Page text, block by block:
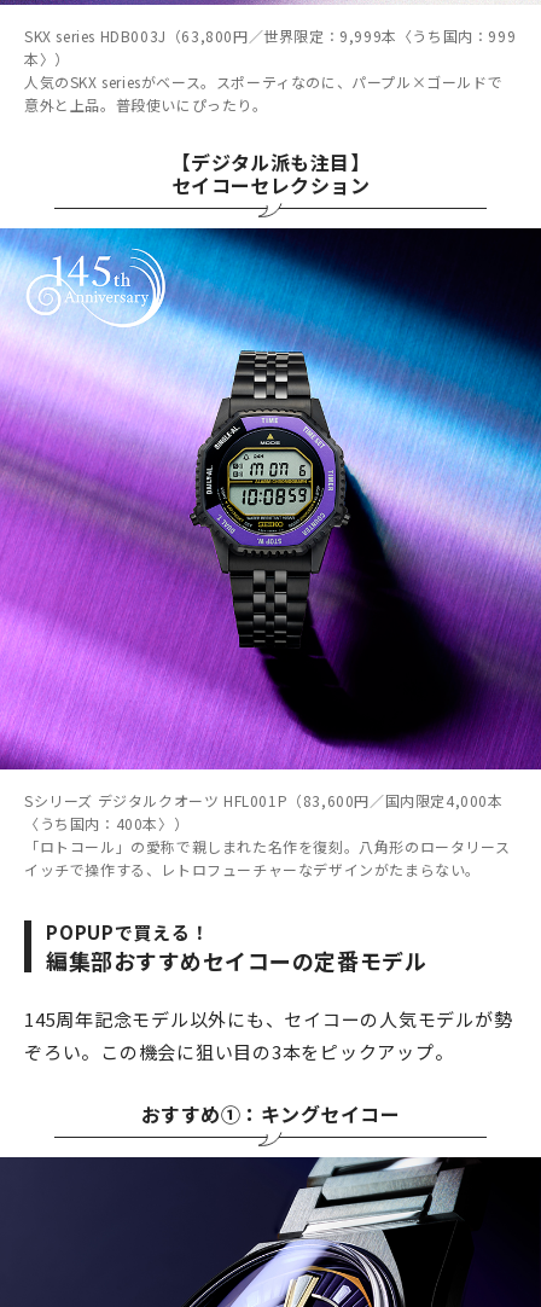
SKX series HDB003J（63,800円／世界限定：9,999本〈うち国内：999
本〉）
人気のSKX seriesがベース。スポーティなのに、パープル×ゴールドで
意外と上品。普段使いにぴったり。
【デジタル派も注目】
セイコーセレクション
Sシリーズ デジタルクオーツ HFL001P（83,600円／国内限定4,000本
〈うち国内：400本〉）
「ロトコール」の愛称で親しまれた名作を復刻。八角形のロータリース
イッチで操作する、レトロフューチャーなデザインがたまらない。
POPUPで買える！
編集部おすすめセイコーの定番モデル
145周年記念モデル以外にも、セイコーの人気モデルが勢
ぞろい。この機会に狙い目の3本をピックアップ。
おすすめ①：キングセイコー